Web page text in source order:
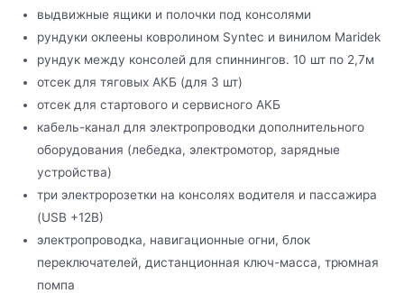
выдвижные ящики и полочки под консолями
рундуки оклеены ковролином Syntec и винилом Maridek
рундук между консолей для спиннингов. 10 шт по 2,7м
отсек для тяговых АКБ (для 3 шт)
отсек для стартового и сервисного АКБ
кабель-канал для электропроводки дополнительного
оборудования (лебедка, электромотор, зарядные
устройства)
три электророзетки на консолях водителя и пассажира
(USB +12В)
электропроводка, навигационные огни, блок
переключателей, дистанционная ключ-масса, трюмная
помпа